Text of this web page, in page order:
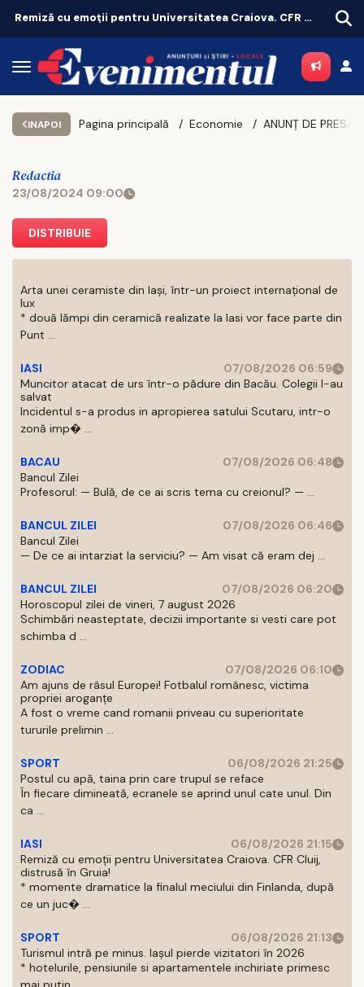
Remiză cu emoții pentru Universitatea Craiova. CFR Cluij, distrusă în Gruia!
INAPOI Pagina principală Economie
Redactia
23/08/2024 09:00
DISTRIBUIE
Arta unei ceramiste din Iași, într-un proiect internațional de
lux
* două lămpi din ceramică realizate la Iasi vor face parte din
Punt ...
IASI
07/08/2026 06:59
Muncitor atacat de urs într-o pădure din Bacău. Colegii l-au
salvat
Incidentul s-a produs in apropierea satului Scutaru, intr-o
zonă imp� ...
BACAU
07/08/2026 06:48
Bancul Zilei
Profesorul: — Bulă, de ce ai scris tema cu creionul? — ...
BANCUL ZILEI
07/08/2026 06:46
Bancul Zilei
— De ce ai intarziat la serviciu? — Am visat că eram dej ...
BANCUL ZILEI
07/08/2026 06:20
Horoscopul zilei de vineri, 7 august 2026
Schimbări neasteptate, decizii importante si vesti care pot
schimba d ...
ZODIAC
07/08/2026 06:10
Am ajuns de râsul Europei! Fotbalul românesc, victima
propriei aroganțe
A fost o vreme cand romanii priveau cu superioritate
tururile prelimin ...
SPORT
06/08/2026 21:25
Postul cu apă, taina prin care trupul se reface
În fiecare dimineată, ecranele se aprind unul cate unul. Din
ca ...
IASI
06/08/2026 21:15
Remiză cu emoții pentru Universitatea Craiova. CFR Cluij,
distrusă în Gruia!
* momente dramatice la finalul meciului din Finlanda, după
ce un juc� ...
SPORT
06/08/2026 21:13
Turismul intră pe minus. Iașul pierde vizitatori în 2026
* hotelurile, pensiunile si apartamentele inchiriate primesc